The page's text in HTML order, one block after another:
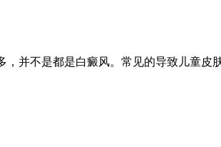
并不是都是白癜风。常见的导致儿童皮